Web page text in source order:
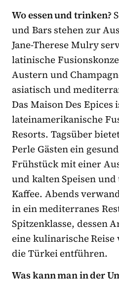
Wo essen und trinken?
und Bars stehen zur
Jane-Therese Mulry
latinische
Austern und
asiatisch und
Das Maison Des
lateinamerikanische
Resorts. Tagsüber
Perle Gästen ein
Frühstück mit einer
und kalten Speisen
Kaffee. Abends
in ein mediterranes
Spitzenklasse, dessen
eine kulinarische Reise
die Türkei entführen.
Was kann man in der